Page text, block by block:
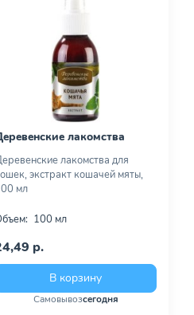
лакомства
лакомства для
экстракт кошачей мяты,
мл
100 мл
р.
В корзину
Самовывозсегодня